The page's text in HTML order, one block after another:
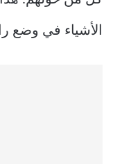
الأشياء في وضع